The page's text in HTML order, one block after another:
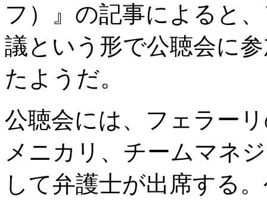
フ）』の記事によると
議という形で公聴会に
たようだ。
公聴会には、フェラー
メニカリ、チームマネ
して弁護士が出席する